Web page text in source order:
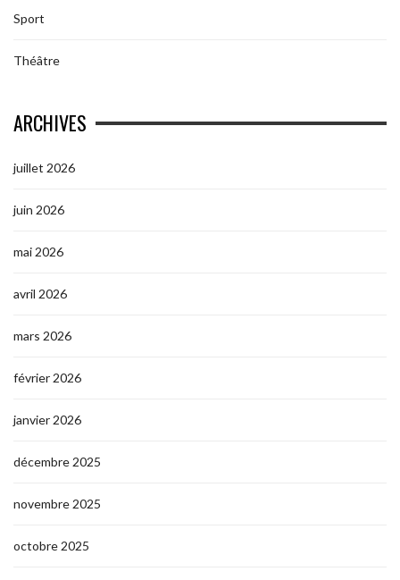
Sport
Théâtre
ARCHIVES
juillet 2026
juin 2026
mai 2026
avril 2026
mars 2026
février 2026
janvier 2026
décembre 2025
novembre 2025
octobre 2025